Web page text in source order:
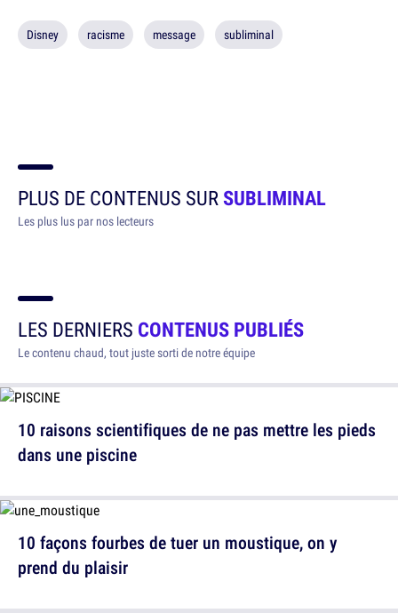
Disney racisme message subliminal
PLUS DE CONTENUS SURSUBLIMINAL
Les plus lus par nos lecteurs
LES DERNIERS CONTENUS PUBLIÉS
Le contenu chaud, tout juste sorti de notre équipe
10 raisons scientifiques de ne pas mettre les pieds
dans une piscine
10 façons fourbes de tuer un moustique, on y
prend du plaisir